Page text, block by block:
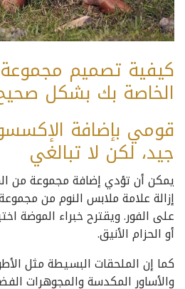
كيفية تصميم
الخاصة بك بشكل
قومي بإضافة
جيد، لكن لا تبالغي
يمكن أن تؤدي إضافة مجموعة من
إزالة علامة ملابس النوم من
على الفور. ويقترح خبراء الموضة
أو الحزام الأنيق.
كما إن الملحقات البسيطة مثل
والأساور المكدسة والمجوهرات